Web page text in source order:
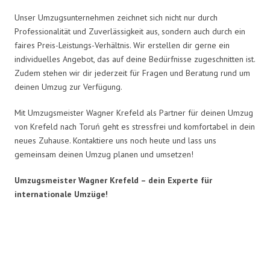
Unser Umzugsunternehmen zeichnet sich nicht nur durch
Professionalität und Zuverlässigkeit aus, sondern auch durch ein
faires Preis-Leistungs-Verhältnis. Wir erstellen dir gerne ein
individuelles Angebot, das auf deine Bedürfnisse zugeschnitten ist.
Zudem stehen wir dir jederzeit für Fragen und Beratung rund um
deinen Umzug zur Verfügung.
Mit Umzugsmeister Wagner Krefeld als Partner für deinen Umzug
von Krefeld nach Toruń geht es stressfrei und komfortabel in dein
neues Zuhause. Kontaktiere uns noch heute und lass uns
gemeinsam deinen Umzug planen und umsetzen!
Umzugsmeister Wagner Krefeld – dein Experte für
internationale Umzüge!